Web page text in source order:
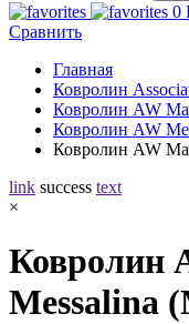
0
Сравнить
Главная
Ковролин
Ковролин AW
Ковролин AW
Ковролин AW
link success text
×
Ковролин
Messalina